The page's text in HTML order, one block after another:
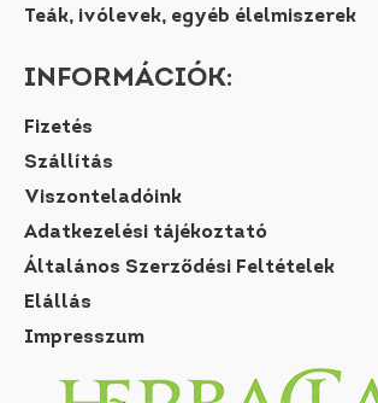
Teák, ivólevek, egyéb élelmiszerek
INFORMÁCIÓK:
Fizetés
Szállítás
Viszonteladóink
Adatkezelési tájékoztató
Általános Szerződési Feltételek
Elállás
Impresszum